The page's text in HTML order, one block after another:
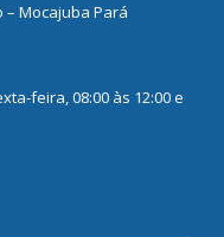
– Mocajuba Pará
feira, 08:00 às 12:00 e